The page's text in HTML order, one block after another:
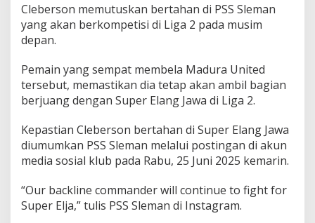
h
i
a
T
e
j
w
a
Cleberson memutuskan bertahan di PSS Sleman
yang akan berkompetisi di Liga 2 pada musim
depan.
Pemain yang sempat membela Madura United
tersebut, memastikan dia tetap akan ambil bagian
berjuang dengan Super Elang Jawa di Liga 2.
Kepastian Cleberson bertahan di Super Elang Jawa
diumumkan PSS Sleman melalui postingan di akun
media sosial klub pada Rabu, 25 Juni 2025 kemarin.
“Our backline commander will continue to fight for
Super Elja,” tulis PSS Sleman di Instagram.